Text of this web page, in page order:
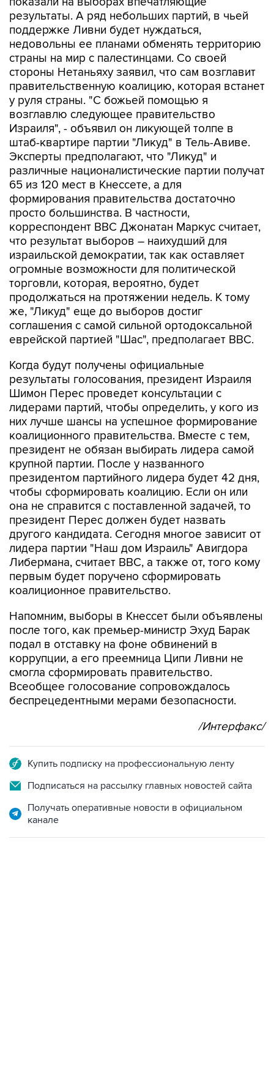
результаты. А ряд небольших партий, в чьей
поддержке Ливни будет нуждаться,
недовольны ее планами обменять территорию
страны на мир с палестинцами. Со своей
стороны Нетаньяху заявил, что сам возглавит
правительственную коалицию, которая встанет
у руля страны. "С божьей помощью я
возглавлю следующее правительство
Израиля", - объявил он ликующей толпе в
штаб-квартире партии "Ликуд" в Тель-Авиве.
Эксперты предполагают, что "Ликуд" и
различные националистические партии получат
65 из 120 мест в Кнессете, а для
формирования правительства достаточно
просто большинства. В частности,
корреспондент ВВС Джонатан Маркус считает,
что результат выборов – наихудший для
израильской демократии, так как оставляет
огромные возможности для политической
торговли, которая, вероятно, будет
продолжаться на протяжении недель. К тому
же, "Ликуд" еще до выборов достиг
соглашения с самой сильной ортодоксальной
еврейской партией "Шас", предполагает ВВС.
Когда будут получены официальные
результаты голосования, президент Израиля
Шимон Перес проведет консультации с
лидерами партий, чтобы определить, у кого из
них лучше шансы на успешное формирование
коалиционного правительства. Вместе с тем,
президент не обязан выбирать лидера самой
крупной партии. После у названного
президентом партийного лидера будет 42 дня,
чтобы сформировать коалицию. Если он или
она не справится с поставленной задачей, то
президент Перес должен будет назвать
другого кандидата. Сегодня многое зависит от
лидера партии "Наш дом Израиль" Авигдора
Либермана, считает ВВС, а также от, того кому
первым будет поручено сформировать
коалиционное правительство.
Напомним, выборы в Кнессет были объявлены
после того, как премьер-министр Эхуд Барак
подал в отставку на фоне обвинений в
коррупции, а его преемница Ципи Ливни не
смогла сформировать правительство.
Всеобщее голосование сопровождалось
беспрецедентными мерами безопасности.
/Интерфакс/
Купить подписку на профессиональную ленту
Подписаться на рассылку главных новостей сайта
Получать оперативные новости в официальном
канале